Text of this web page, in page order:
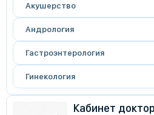
Акушерство
Андрология
Гастроэнтерология
Гинекология
Кабинет